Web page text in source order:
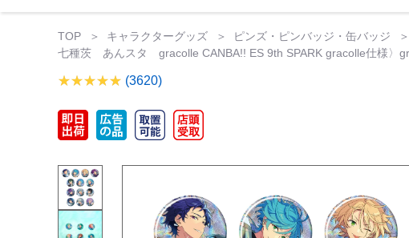
TOP キャラクターグッズ
ピンズ・ピンバッジ・缶バッジ
七種茨 あんスタ gracolle CANBA!! ES 9th SPARK gracolle仕様〉
(3620)